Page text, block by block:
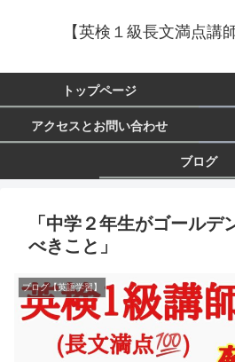
【英検１級長文満点講
トップページ
アクセスとお問い合わせ
ブログ
「中学２年生がゴールデ
べきこと」
ブログ【英語学習】